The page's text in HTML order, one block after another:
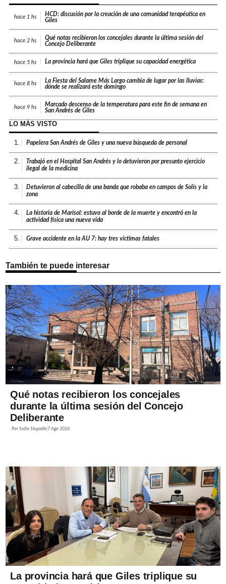
hace 1 hs
HCD: discusión por la creación de una comunidad terapéutica en
Giles
hace 2 hs
Qué notas recibieron los concejales durante la última sesión del
Concejo Deliberante
hace 5 hs La provincia hará que Giles triplique su capacidad energética
hace 8 hs
La Fiesta del Salame Más Largo cambia de lugar por las lluvias:
dónde se realizará este domingo
hace 9 hs
Marcado descenso de la temperatura para este fin de semana en
San Andrés de Giles
LO MÁS VISTO
1. Papelera San Andrés de Giles y una nueva búsqueda de personal
2.
Trabajó en el Hospital San Andrés y lo detuvieron por presunto ejercicio
ilegal de la medicina
3.
Detuvieron al cabecilla de una banda que robaba en campos de Solís y la
zona
4.
La historia de Marisol: estuvo al borde de la muerte y encontró en la
actividad física una nueva vida
5. Grave accidente en la AU 7: hay tres víctimas fatales
También te puede interesar
Qué notas recibieron los concejales
durante la última sesión del Concejo
Deliberante
PorSofía Stupiello 7 Ago 2026
La provincia hará que Giles triplique su